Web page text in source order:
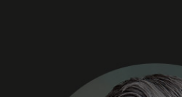
Voor bedrijven